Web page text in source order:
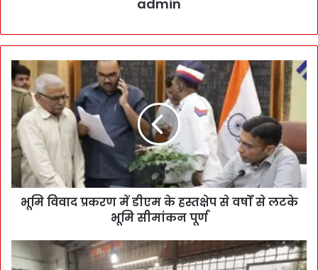
admin
भूमि विवाद प्रकरण में डीएम के हस्तक्षेप से वर्षों से लटके
भूमि सीमांकन पूर्ण